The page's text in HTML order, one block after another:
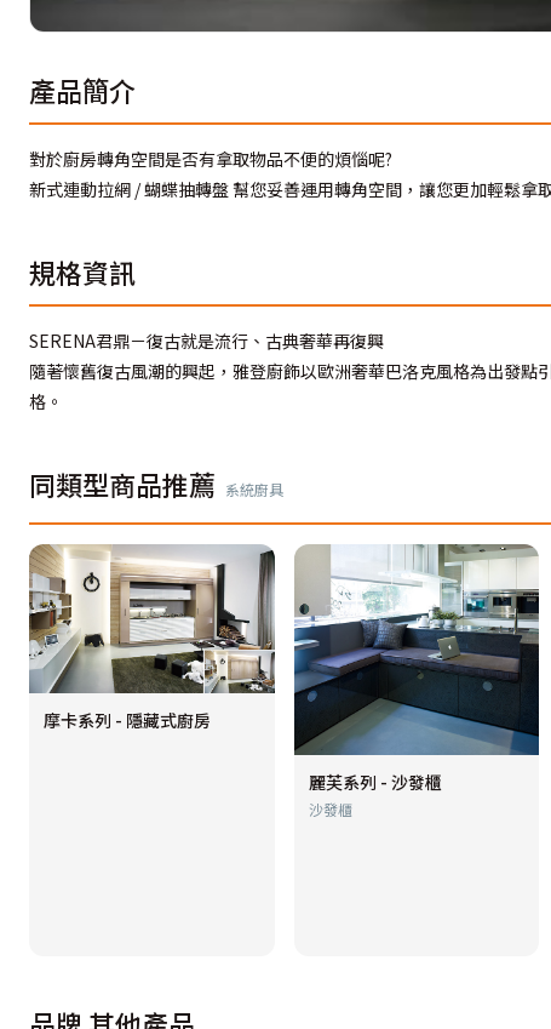
產品簡介
對於廚房轉角空間是否有拿取物品不便的煩惱呢?
新式連動拉網 / 蝴蝶抽轉盤 幫您妥善運用轉角空間，讓您更加輕鬆拿
規格資訊
SERENA君鼎－復古就是流行、古典奢華再復興
隨著懷舊復古風潮的興起，雅登廚飾以歐洲奢華巴洛克風格為出發
格。
同類型商品推薦 系統廚具
摩卡系列 - 隱藏式廚房
麗芙系列 - 沙發櫃
沙發櫃